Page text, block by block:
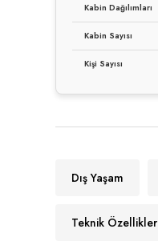
Kabin Dağılımları
Kabin Sayısı
Kişi Sayısı
Dış Yaşam
Teknik Özellikler